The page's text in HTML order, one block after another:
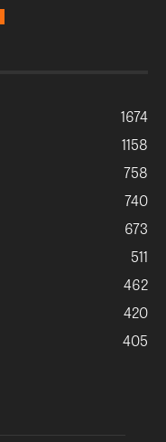
1674
1158
758
740
673
511
462
420
405